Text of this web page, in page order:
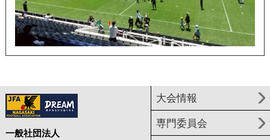
一般社団法人
大会情報
専門委員会